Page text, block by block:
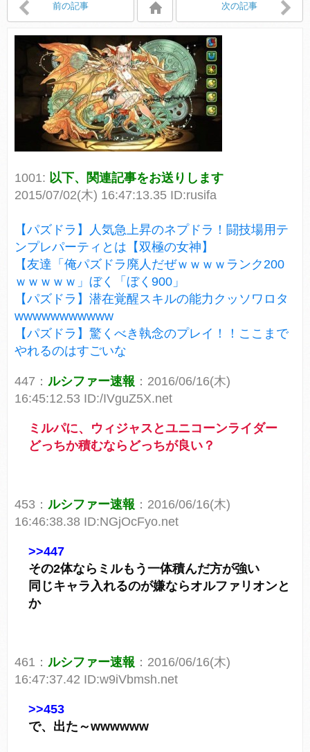
前の記事 次の記事
1001: 以下、関連記事をお送りします
2015/07/02(木) 16:47:13.35 ID:rusifa
【パズドラ】人気急上昇のネプドラ！闘技場用テ
ンプレパーティとは【双極の女神】
【友達「俺パズドラ廃人だぜｗｗｗｗランク200
ｗｗｗｗｗ」ぼく「ぼく900」
【パズドラ】潜在覚醒スキルの能力クッソワロタ
wwwwwwwwwww
【パズドラ】驚くべき執念のプレイ！！ここまで
やれるのはすごいな
447： ルシファー速報 ：2016/06/16(木)
16:45:12.53 ID:/IVguZ5X.net
ミルパに、ウィジャスとユニコーンライダー
どっちか積むならどっちが良い？
453： ルシファー速報 ：2016/06/16(木)
16:46:38.38 ID:NGjOcFyo.net
>>447
その2体ならミルもう一体積んだ方が強い
同じキャラ入れるのが嫌ならオルファリオンと
か
461： ルシファー速報 ：2016/06/16(木)
16:47:37.42 ID:w9iVbmsh.net
>>453
で、出た～wwwwww